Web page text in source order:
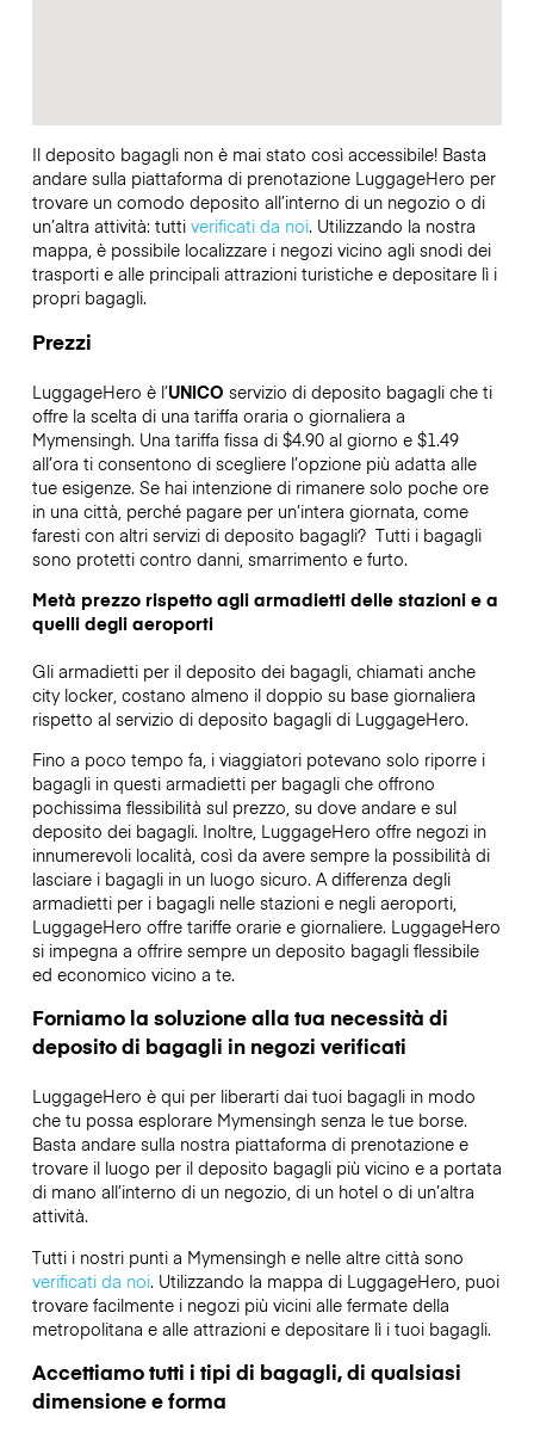
Il deposito bagagli non è mai stato così accessibile! Basta
andare sulla piattaforma di prenotazione LuggageHero per
trovare un comodo deposito all’interno di un negozio o di
un’altra attività: tutti verificati da noi. Utilizzando la nostra
mappa, è possibile localizzare i negozi vicino agli snodi dei
trasporti e alle principali attrazioni turistiche e depositare lì i
propri bagagli.
Prezzi
LuggageHero è l’UNICO servizio di deposito bagagli che ti
offre la scelta di una tariffa oraria o giornaliera a
Mymensingh. Una tariffa fissa di $4.90 al giorno e $1.49
all’ora ti consentono di scegliere l’opzione più adatta alle
tue esigenze. Se hai intenzione di rimanere solo poche ore
in una città, perché pagare per un’intera giornata, come
faresti con altri servizi di deposito bagagli? Tutti i bagagli
sono protetti contro danni, smarrimento e furto.
Metà prezzo rispetto agli armadietti delle stazioni e a
quelli degli aeroporti
Gli armadietti per il deposito dei bagagli, chiamati anche
city locker, costano almeno il doppio su base giornaliera
rispetto al servizio di deposito bagagli di LuggageHero.
Fino a poco tempo fa, i viaggiatori potevano solo riporre i
bagagli in questi armadietti per bagagli che offrono
pochissima flessibilità sul prezzo, su dove andare e sul
deposito dei bagagli. Inoltre, LuggageHero offre negozi in
innumerevoli località, così da avere sempre la possibilità di
lasciare i bagagli in un luogo sicuro. A differenza degli
armadietti per i bagagli nelle stazioni e negli aeroporti,
LuggageHero offre tariffe orarie e giornaliere. LuggageHero
si impegna a offrire sempre un deposito bagagli flessibile
ed economico vicino a te.
Forniamo la soluzione alla tua necessità di
deposito di bagagli in negozi verificati
LuggageHero è qui per liberarti dai tuoi bagagli in modo
che tu possa esplorare Mymensingh senza le tue borse.
Basta andare sulla nostra piattaforma di prenotazione e
trovare il luogo per il deposito bagagli più vicino e a portata
di mano all’interno di un negozio, di un hotel o di un’altra
attività.
Tutti i nostri punti a Mymensingh e nelle altre città sono
verificati da noi. Utilizzando la mappa di LuggageHero, puoi
trovare facilmente i negozi più vicini alle fermate della
metropolitana e alle attrazioni e depositare lì i tuoi bagagli.
Accettiamo tutti i tipi di bagagli, di qualsiasi
dimensione e forma